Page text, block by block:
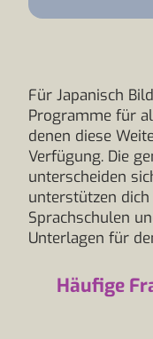
Für Japanisch
Programme für
denen diese
Verfügung. Die
unterscheiden
unterstützen
Sprachschulen
Unterlagen für
Häufige